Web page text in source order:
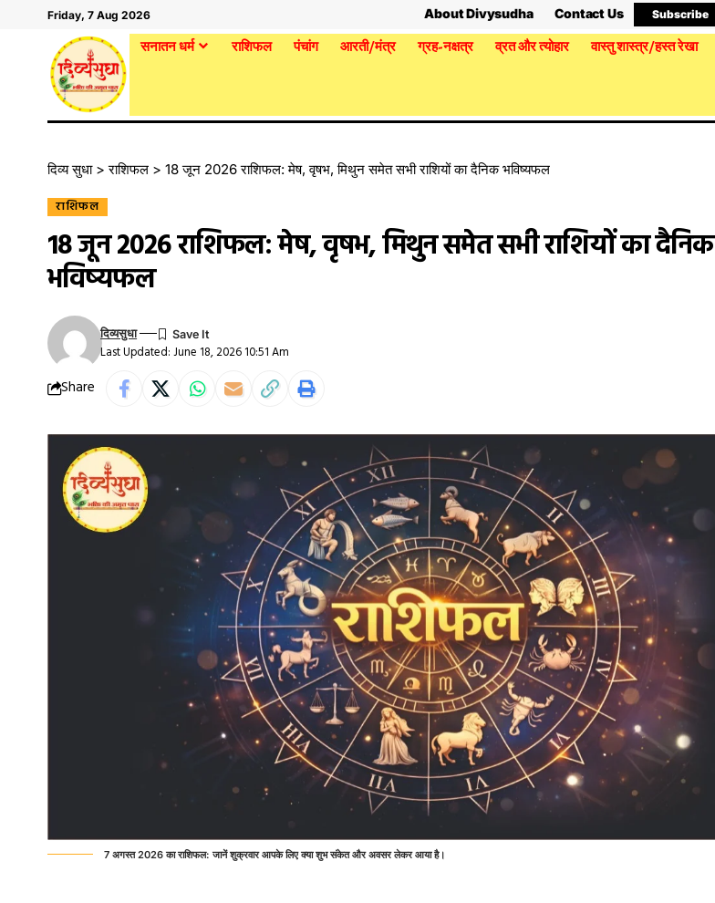
Friday, 7 Aug 2026 About Divysudha Contact Us Subscribe
सनातन धर्म राशिफल पंचांग आरती/मंत्र ग्रह-नक्षत्र व्रत और त्योहार वास्तु शास्त्र/हस्त रेखा
दिव्य सुधा>राशिफल > 18 जून 2026 राशिफल: मेष, वृषभ, मिथुन समेत सभी राशियों का दैनिक भविष्यफल
राशिफल
18 जून 2026 राशिफल: मेष, वृषभ, मिथुन समेत सभी राशियों का दैनिक
भविष्यफल
Last Updated: June 18, 2026 10:51 Am
दिव्यसुधा
Share
7 अगस्त 2026 का राशिफल: जानें शुक्रवार आपके लिए क्या शुभ संकेत और अवसर लेकर आया है।